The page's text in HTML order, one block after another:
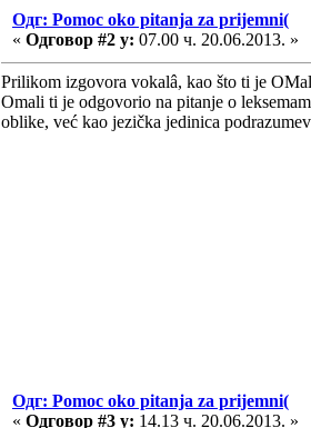
Одг: Pomoc oko pitanja za prijemni(
« Одговор #2 у: 07.00 ч. 20.06.2013. »
Prilikom izgovora vokalâ, kao što ti je
Omali ti je odgovorio na pitanje o
oblike, već kao jezička jedinica
Одг: Pomoc oko pitanja za prijemni(
« Одговор #3 у: 14.13 ч. 20.06.2013. »